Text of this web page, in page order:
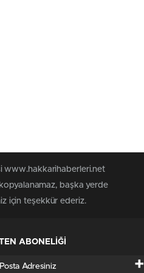
www.hakkarihaberleri.net
başka yerde
için teşekkür ederiz.
ABONELİĞİ
+